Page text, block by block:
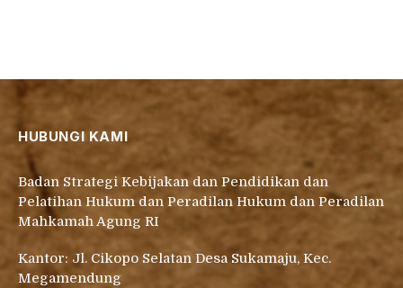
HUBUNGI KAMI
Badan Strategi Kebijakan dan Pendidikan dan
Pelatihan Hukum dan Peradilan Hukum dan Peradilan
Mahkamah Agung RI
Kantor: Jl. Cikopo Selatan Desa Sukamaju, Kec.
Megamendung